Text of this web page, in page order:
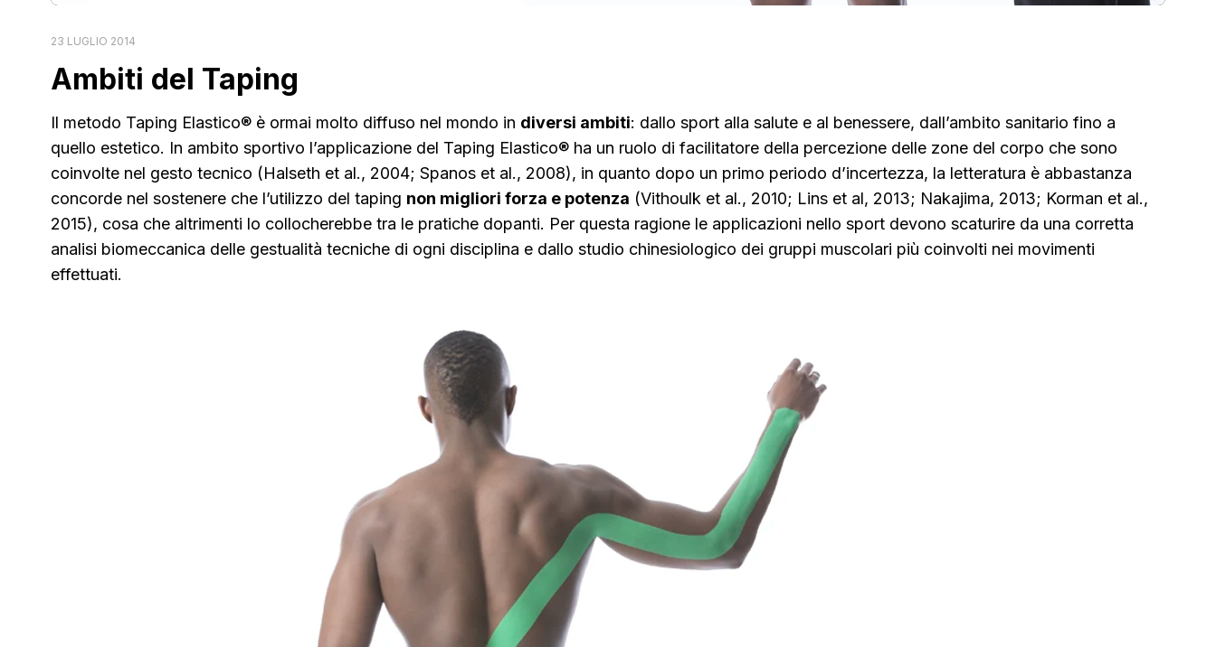
23 LUGLIO 2014
Ambiti del Taping
Il metodo Taping Elastico® è ormai molto diffuso nel mondo in diversi ambiti: dallo sport alla salute e al benessere, dall’ambito sanitario fino a
quello estetico. In ambito sportivo l’applicazione del Taping Elastico® ha un ruolo di facilitatore della percezione delle zone del corpo che sono
coinvolte nel gesto tecnico (Halseth et al., 2004; Spanos et al., 2008), in quanto dopo un primo periodo d’incertezza, la letteratura è abbastanza
concorde nel sostenere che l’utilizzo del taping non migliori forza e potenza (Vithoulk et al., 2010; Lins et al, 2013; Nakajima, 2013; Korman et al.,
2015), cosa che altrimenti lo collocherebbe tra le pratiche dopanti. Per questa ragione le applicazioni nello sport devono scaturire da una corretta
analisi biomeccanica delle gestualità tecniche di ogni disciplina e dallo studio chinesiologico dei gruppi muscolari più coinvolti nei movimenti
effettuati.